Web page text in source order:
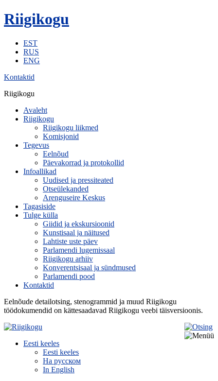
Riigikogu
EST
RUS
ENG
Kontaktid
Riigikogu
Avaleht
Riigikogu
Riigikogu liikmed
Komisjonid
Tegevus
Eelnõud
Päevakorrad ja protokollid
Infoallikad
Uudised ja pressiteated
Otseülekanded
Arenguseire Keskus
Tagasiside
Tulge külla
Giidid ja ekskursioonid
Kunstisaal ja näitused
Lahtiste uste päev
Parlamendi lugemissaal
Riigikogu arhiiv
Konverentsisaal ja sündmused
Parlamendi pood
Kontaktid
Eelnõude detailotsing, stenogrammid ja muud Riigikogu
töödokumendid on kättesaadavad Riigikogu veebi täisversioonis.
Eesti keeles
Eesti keeles
На русском
In English